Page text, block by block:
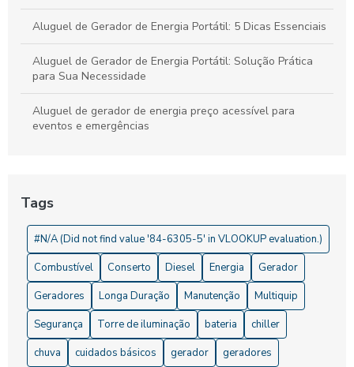
Aluguel de Gerador de Energia Portátil: 5 Dicas Essenciais
Aluguel de Gerador de Energia Portátil: Solução Prática
para Sua Necessidade
Aluguel de gerador de energia preço acessível para
eventos e emergências
Aluguel de Gerador de Energia Preço: O Que Você Precisa
Saber
Aluguel de gerador de energia valor que cabe no seu bolso
Aluguel de Gerador de Energia Valor: Descubra Preços e
Vantagens
Aluguel de Gerador de Energia: 5 Dicas para Economizar
Tags
#N/A (Did not find value '84-6305-5' in VLOOKUP evaluation.)
Combustível
Conserto Diesel Energia
Gerador
Geradores
Longa Duração Manutenção
Multiquip
Segurança
Torre de iluminação bateria
chiller
chuva
cuidados básicos gerador geradores